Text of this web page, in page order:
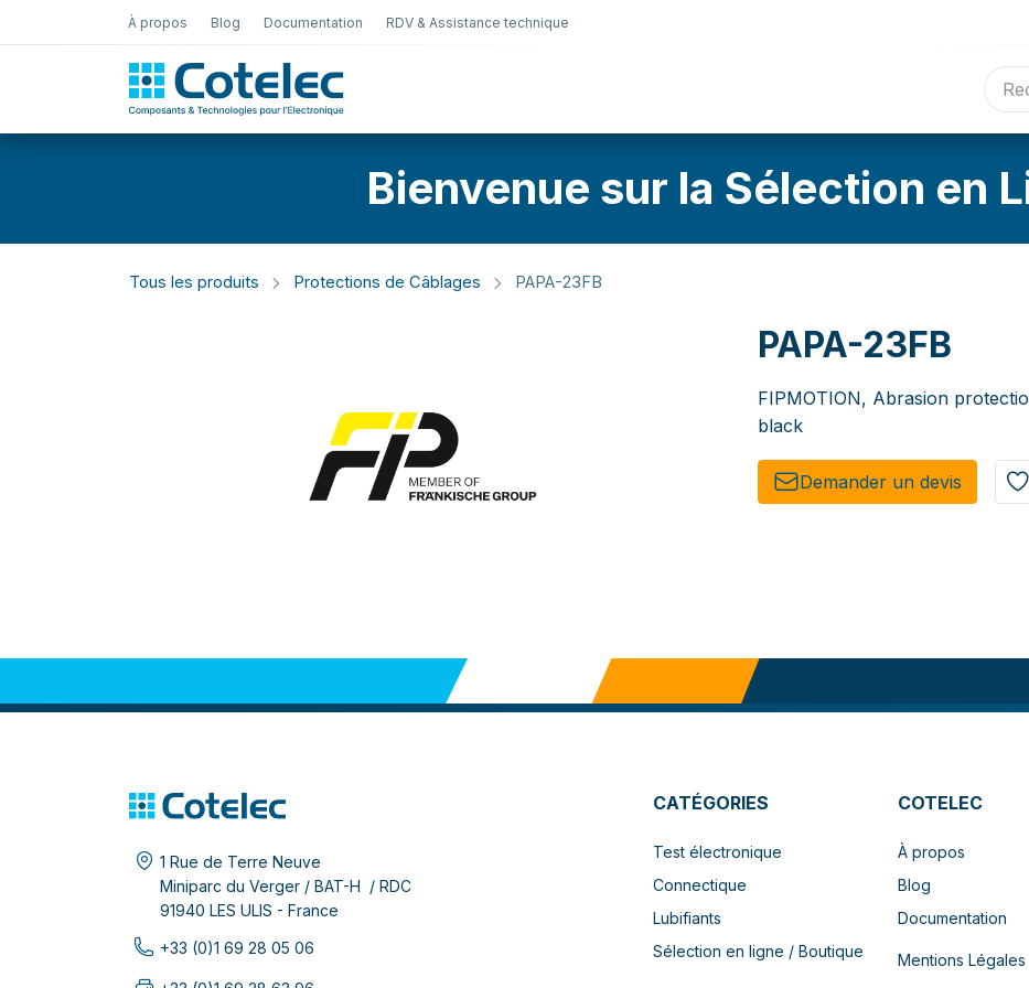
À propos Blog Documentation RDV & Assistance technique
Sélection en ligne
Bienvenue sur la Sélection en
Tous les produits Protections de Câblages PAPA-23FB
PAPA-23FB
FIPMOTION, Abrasion
black
Demander un de​​vis​​
1 Rue de Terre Neuve
Miniparc du Verger / BAT-H / RDC
91940 LES ULIS - France
+33 (0)1 69 28 05 06
CATÉGORIES
Test électronique
Connectique
Lubifiants
Sélection en ligne / Boutique
COTELEC
À propos
Blog
Documentation
Mentions Légales